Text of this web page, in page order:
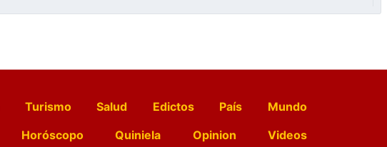
Turismo Salud Edictos País
Mundo
Horóscopo Quiniela Opinion
Videos